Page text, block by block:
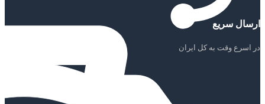
ارسال سریع
در اسرع وقت به کل ایران